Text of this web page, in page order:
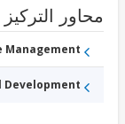
التركيز
Management
Rural Development